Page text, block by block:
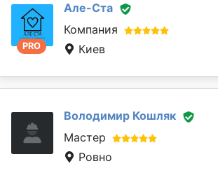
PRO
Але-Ста
Компания
Киев
Володимир Кошляк
Мастер
Ровно